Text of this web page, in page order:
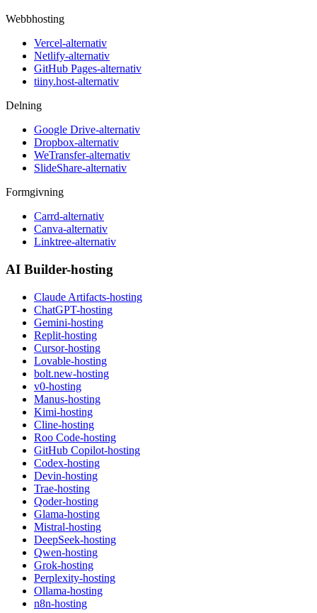
Webbhosting
Vercel-alternativ
Netlify-alternativ
GitHub Pages-alternativ
tiiny.host-alternativ
Delning
Google Drive-alternativ
Dropbox-alternativ
WeTransfer-alternativ
SlideShare-alternativ
Formgivning
Carrd-alternativ
Canva-alternativ
Linktree-alternativ
AI Builder-hosting
Claude Artifacts-hosting
ChatGPT-hosting
Gemini-hosting
Replit-hosting
Cursor-hosting
Lovable-hosting
bolt.new-hosting
v0-hosting
Manus-hosting
Kimi-hosting
Cline-hosting
Roo Code-hosting
GitHub Copilot-hosting
Codex-hosting
Devin-hosting
Trae-hosting
Qoder-hosting
Glama-hosting
Mistral-hosting
DeepSeek-hosting
Qwen-hosting
Grok-hosting
Perplexity-hosting
Ollama-hosting
n8n-hosting